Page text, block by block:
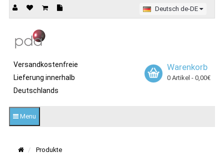
Deutsch de-DE
Versandkostenfreie
Lieferung innerhalb
Deutschlands
Warenkorb
0 Artikel - 0,00€
Menu
Produkte